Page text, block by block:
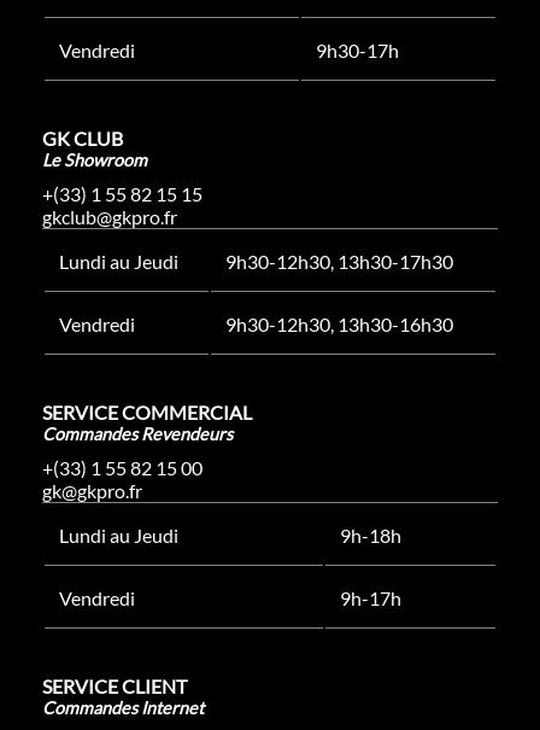
Vendredi 9h30-17h
GK CLUB
Le Showroom
+(33) 1 55 82 15 15
gkclub@gkpro.fr
Lundi au Jeudi
9h30-12h30, 13h30-17h30
Vendredi 9h30-12h30, 13h30-16h30
SERVICE COMMERCIAL
Commandes Revendeurs
+(33) 1 55 82 15 00
gk@gkpro.fr
Lundi au Jeudi
9h-18h
Vendredi 9h-17h
SERVICE CLIENT
Commandes Internet